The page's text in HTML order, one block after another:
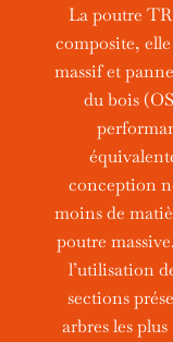
La poutre
composite,
massif et
du bois
conception
moins de
poutre
l’utilisation
sections
arbres les